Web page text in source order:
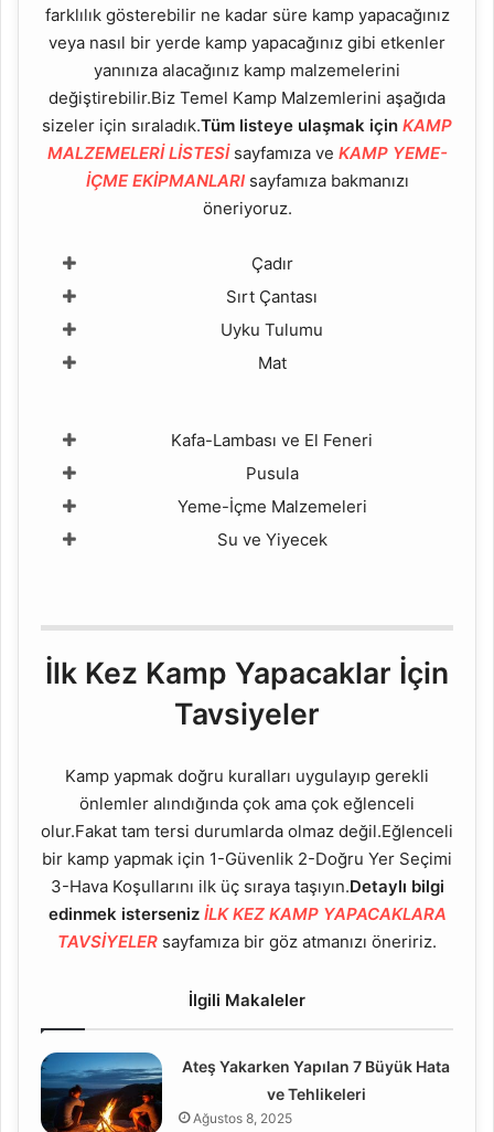
farklılık gösterebilir ne kadar süre kamp yapacağınız
veya nasıl bir yerde kamp yapacağınız gibi etkenler
yanınıza alacağınız kamp malzemelerini
değiştirebilir.Biz Temel Kamp Malzemlerini aşağıda
sizeler için sıraladık.Tüm listeye ulaşmak için KAMP
MALZEMELERİ LİSTESİsayfamıza ve KAMP YEME-
İÇME EKİPMANLARI sayfamıza bakmanızı
öneriyoruz.
Çadır
Sırt Çantası
Uyku Tulumu
Mat
Kafa-Lambası ve El Feneri
Pusula
Yeme-İçme Malzemeleri
Su ve Yiyecek
İlk Kez Kamp Yapacaklar İçin
Tavsiyeler
Kamp yapmak doğru kuralları uygulayıp gerekli
önlemler alındığında çok ama çok eğlenceli
olur.Fakat tam tersi durumlarda olmaz değil.Eğlenceli
bir kamp yapmak için 1-Güvenlik 2-Doğru Yer Seçimi
3-Hava Koşullarını ilk üç sıraya taşıyın.Detaylı bilgi
edinmek isterseniz İLK KEZ KAMP YAPACAKLARA
TAVSİYELER sayfamıza bir göz atmanızı öneririz.
İlgili Makaleler
Ateş Yakarken Yapılan 7 Büyük Hata
ve Tehlikeleri
Ağustos 8, 2025